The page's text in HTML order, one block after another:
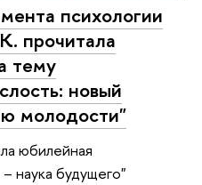
психологии
прочитала
тему
новый
молодости"
юбилейная
наука будущего"